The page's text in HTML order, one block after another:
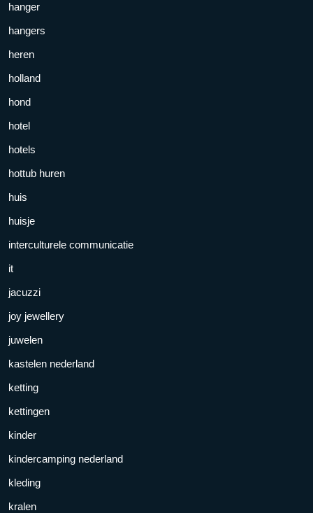
hanger
hangers
heren
holland
hond
hotel
hotels
hottub huren
huis
huisje
interculturele communicatie
it
jacuzzi
joy jewellery
juwelen
kastelen nederland
ketting
kettingen
kinder
kindercamping nederland
kleding
kralen